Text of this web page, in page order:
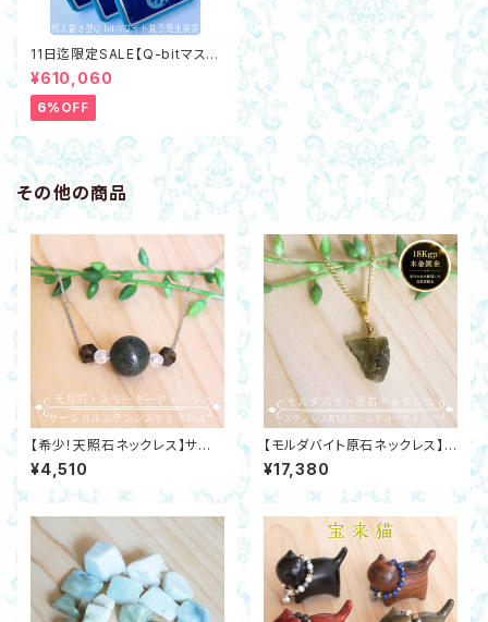
11日迄限定SALE【Q-bitマスタ
ー】据え置き型Q-bitホワイト量
子発生装置 最新機器☆数量限
定で豪華特典あり
¥610,060
6%OFF
その他の商品
【希少！天照石ネックレス】サー
ジカルステンレスSUS304 スモ
ーキークォーツ・アクアオーラ水
晶 開運 日本銘石
¥4,510
【モルダバイト原石ネックレス】テ
クタイト ステンレスK18ゴールド
コーティングチェーン 開運 ヒー
リング 邪気除け
¥17,380